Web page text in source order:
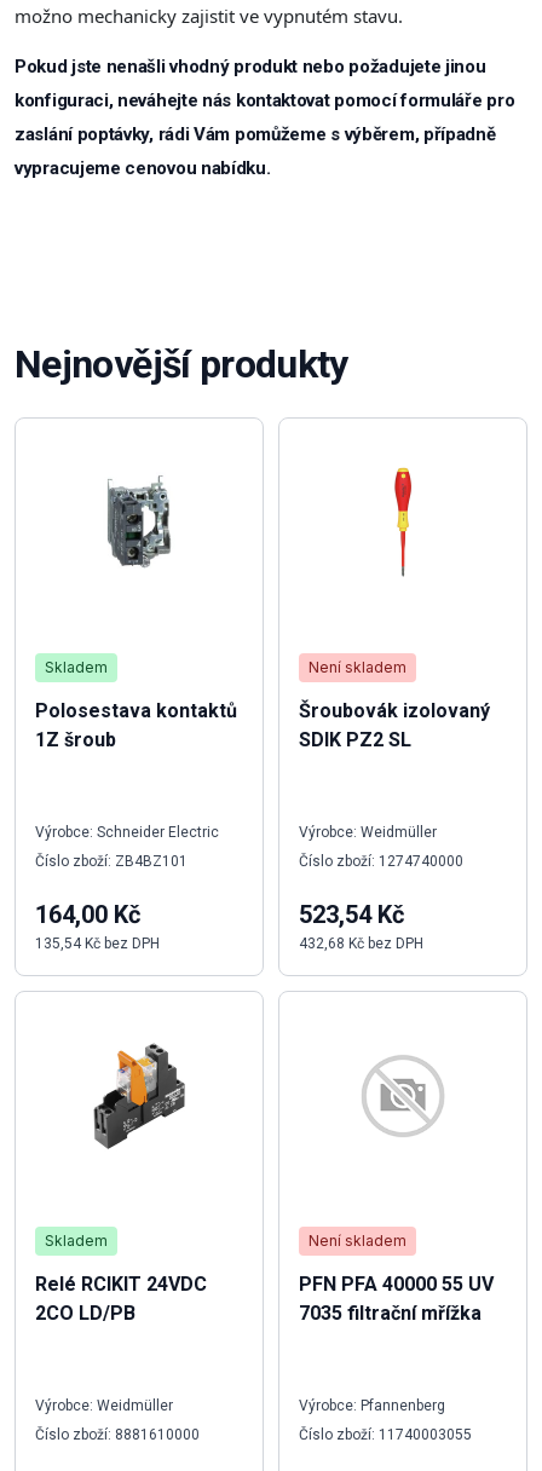
možno mechanicky zajistit ve vypnutém stavu.
Pokud jste nenašli vhodný produkt nebo požadujete jinou
konfiguraci, neváhejte nás kontaktovat pomocí formuláře pro
zaslání poptávky, rádi Vám pomůžeme s výběrem, případně
vypracujeme cenovou nabídku.
Nejnovější produkty
Skladem
Polosestava kontaktů
1Z šroub
Výrobce: Schneider Electric
Číslo zboží: ZB4BZ101
164,00 Kč
135,54 Kč bez DPH
Skladem
Relé RCIKIT 24VDC
2CO LD/PB
Výrobce: Weidmüller
Číslo zboží: 8881610000
Není skladem
Šroubovák izolovaný
SDIK PZ2 SL
Výrobce: Weidmüller
Číslo zboží: 1274740000
523,54 Kč
432,68 Kč bez DPH
Není skladem
PFN PFA 40000 55 UV
7035 filtrační mřížka
Výrobce: Pfannenberg
Číslo zboží: 11740003055